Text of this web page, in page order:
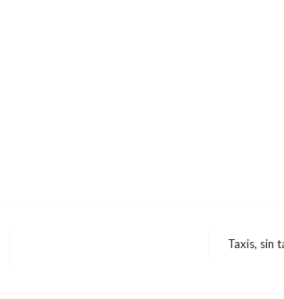
Entrada
Taxis, sin